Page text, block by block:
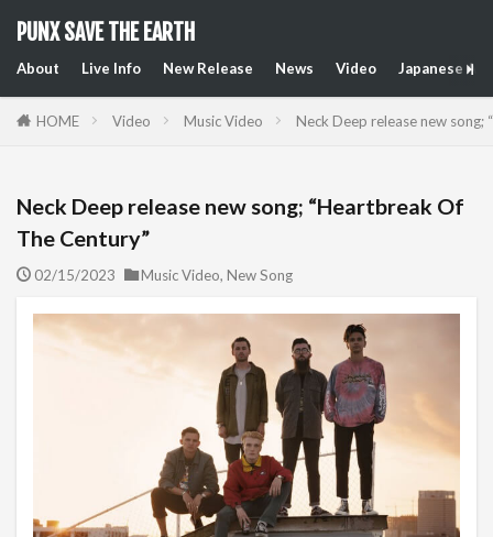
PUNX SAVE THE EARTH
About Live Info New Release News Video Japanese
HOME Video Music Video Neck Deep release new song;
Neck Deep release new song; “Heartbreak Of
The Century”
02/15/2023 Music Video, New Song